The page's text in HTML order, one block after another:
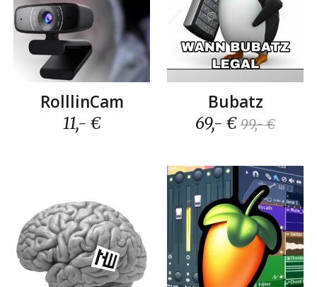
RolllinCam
11,- €
Bubatz
69,- € 99,- €